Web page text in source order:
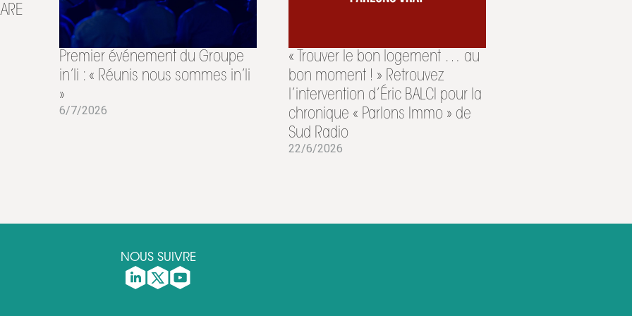
Premier événement du Groupe
in’li : « Réunis nous sommes in’li
»
6/7/2026
« Trouver le bon logement … au
bon moment ! » Retrouvez
l’intervention d’Éric BALCI pour la
chronique « Parlons Immo » de
Sud Radio
22/6/2026
NOUS SUIVRE